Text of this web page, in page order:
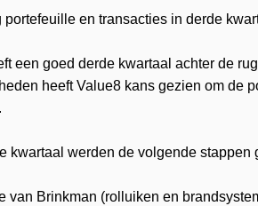
portefeuille en transacties in derde
een goed derde kwartaal achter de
heeft Value8 kans gezien om de
kwartaal werden de volgende stappen
van Brinkman (rolluiken en